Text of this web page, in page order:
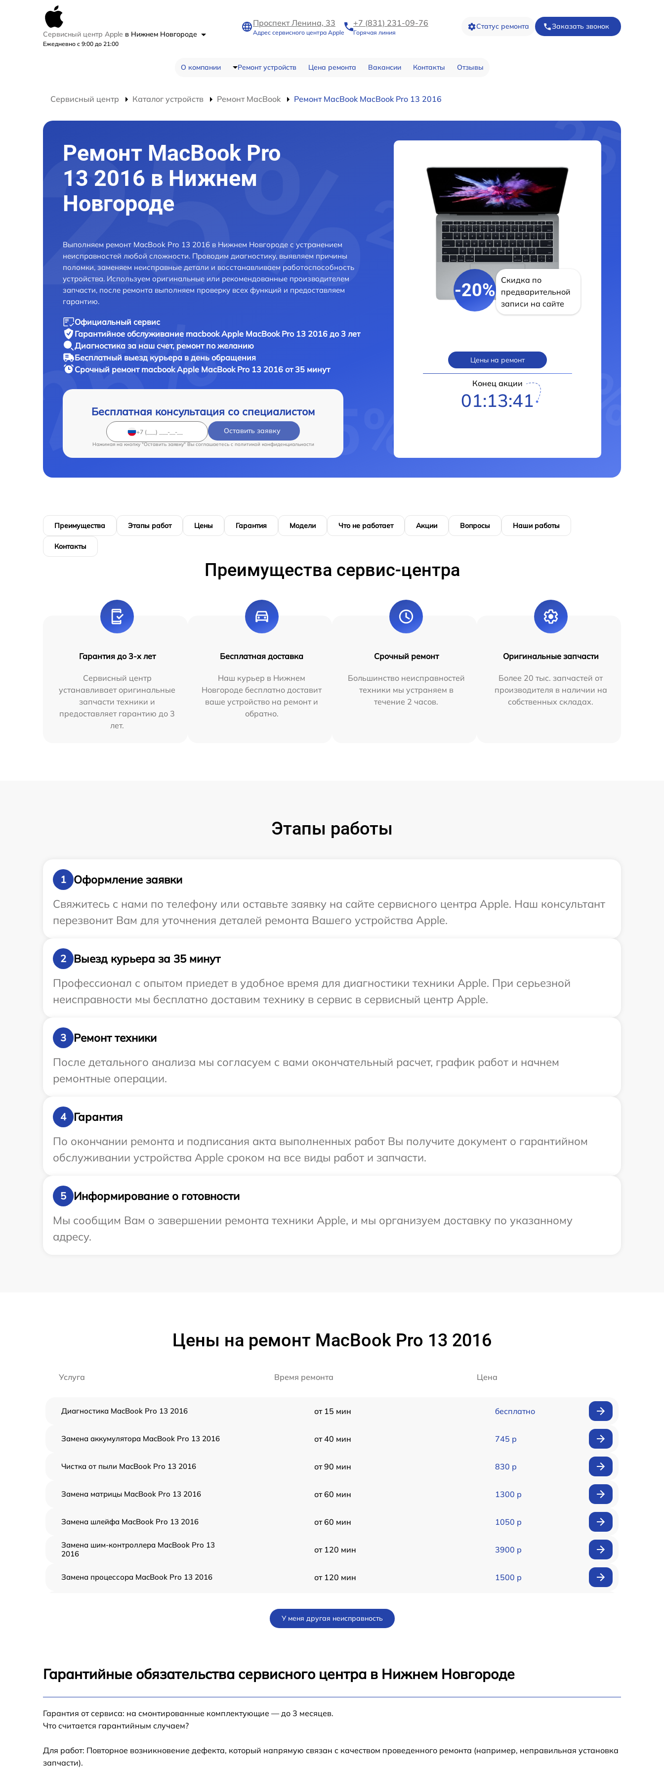
Сервисный центр Apple в Нижнем Новгороде
Ежедневно с 9:00 до 21:00
Проспект Ленина, 33
Адрес сервисного центра Apple
+7 (831) 231-09-76
Горячая линия
Статус ремонта Заказать звонок
О компании Ремонт устройств Цена ремонта Вакансии Контакты Отзывы
Сервисный центр Каталог устройств Ремонт MacBook Ремонт MacBook MacBook Pro 13 2016
Ремонт MacBook Pro
13 2016 в Нижнем
Новгороде
Выполняем ремонт MacBook Pro 13 2016 в Нижнем Новгороде с устранением
неисправностей любой сложности. Проводим диагностику, выявляем причины
поломки, заменяем неисправные детали и восстанавливаем работоспособность
устройства. Используем оригинальные или рекомендованные производителем
запчасти, после ремонта выполняем проверку всех функций и предоставляем
гарантию.
Официальный сервис
Гарантийное обслуживание macbook Apple MacBook Pro 13 2016 до 3 лет
Диагностика за наш счет, ремонт по желанию
Бесплатный выезд курьера в день обращения
Срочный ремонт macbook Apple MacBook Pro 13 2016 от 35 минут
Бесплатная консультация со специалистом
Оставить заявку
Нажимая на кнопку "Оставить заявку" Вы соглашаетесь c политикой конфиденциальности
-20%
Скидка по
предварительной
записи на сайте
Цены на ремонт
Конец акции
01:13:41
Преимущества Этапы работ Цены Гарантия Модели Что не работает Акции Вопросы Наши работы
Контакты
Преимущества сервис-центра
Гарантия до 3-х лет
Сервисный центр
устанавливает оригинальные
запчасти техники и
предоставляет гарантию до 3
лет.
Бесплатная доставка
Наш курьер в Нижнем
Новгороде бесплатно доставит
ваше устройство на ремонт и
обратно.
Срочный ремонт
Большинство неисправностей
техники мы устраняем в
течение 2 часов.
Оригинальные запчасти
Более 20 тыс. запчастей от
производителя в наличии на
собственных складах.
Этапы работы
1
Оформление заявки
Свяжитесь с нами по телефону или оставьте заявку на сайте сервисного центра Apple. Наш консультант
перезвонит Вам для уточнения деталей ремонта Вашего устройства Apple.
2
Выезд курьера за 35 минут
Профессионал с опытом приедет в удобное время для диагностики техники Apple. При серьезной
неисправности мы бесплатно доставим технику в сервис в сервисный центр Apple.
3
Ремонт техники
После детального анализа мы согласуем с вами окончательный расчет, график работ и начнем
ремонтные операции.
4
Гарантия
По окончании ремонта и подписания акта выполненных работ Вы получите документ о гарантийном
обслуживании устройства Apple сроком на все виды работ и запчасти.
5
Информирование о готовности
Мы сообщим Вам о завершении ремонта техники Apple, и мы организуем доставку по указанному
адресу.
Цены на ремонт MacBook Pro 13 2016
Услуга Время ремонта Цена
Диагностика MacBook Pro 13 2016 от 15 мин бесплатно
Замена аккумулятора MacBook Pro 13 2016 от 40 мин 745 р
Чистка от пыли MacBook Pro 13 2016 от 90 мин 830 р
Замена матрицы MacBook Pro 13 2016 от 60 мин 1300 р
Замена шлейфа MacBook Pro 13 2016 от 60 мин 1050 р
Замена шим-контроллера MacBook Pro 13
2016
от 120 мин 3900 р
Замена процессора MacBook Pro 13 2016 от 120 мин 1500 р
Ремонт цепи питания MacBook Pro 13 2016 от 60 мин
2016
Профилактическая чистка MacBook Pro 13
У меня другая неисправность
Гарантийные обязательства сервисного центра в Нижнем Новгороде
Гарантия от сервиса: на смонтированные комплектующие — до 3 месяцев.
Что считается гарантийным случаем?
Для работ: Повторное возникновение дефекта, который напрямую связан с качеством проведенного ремонта (например, неправильная установка
запчасти).